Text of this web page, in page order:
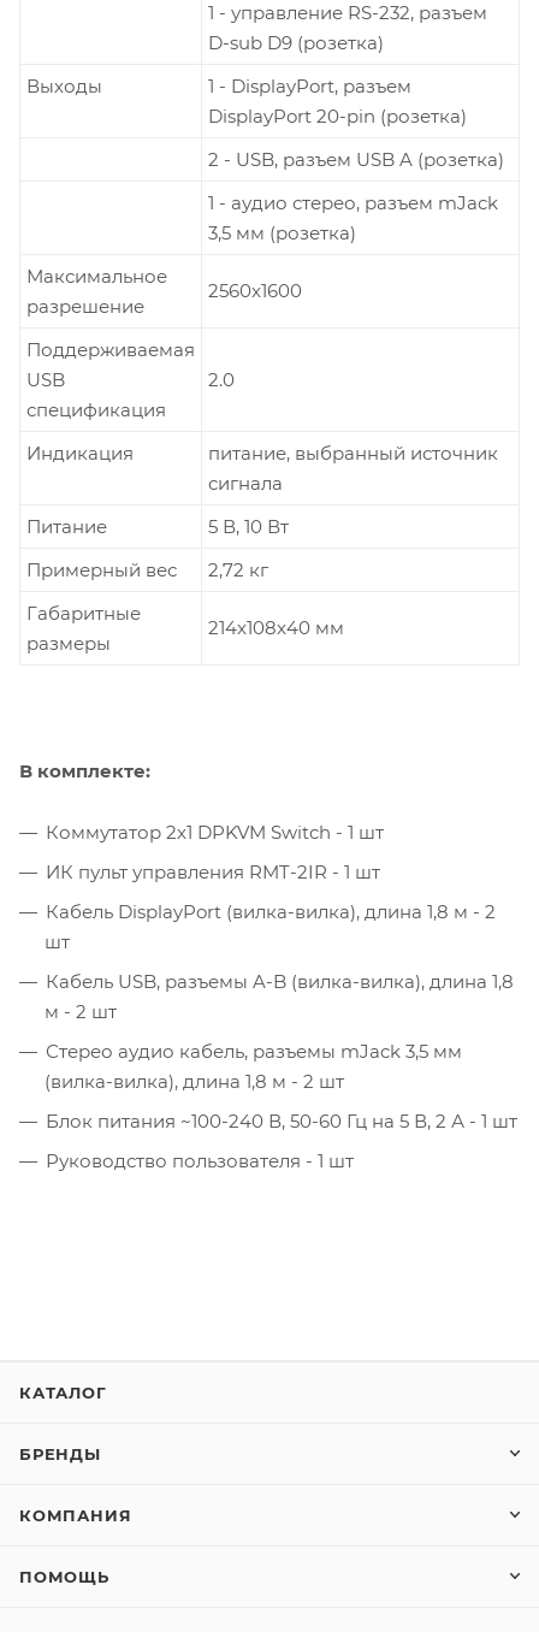
1 - управление RS-232, разъем
D-sub D9 (розетка)
Выходы
1 - DisplayPort, разъем
DisplayPort 20-pin (розетка)
2 - USB, разъем USB A (розетка)
1 - аудио стерео, разъем mJack
3,5 мм (розетка)
Максимальное
разрешение
2560x1600
Поддерживаемая
USB
спецификация
2.0
Индикация
питание, выбранный источник
сигнала
Питание
5 В, 10 Вт
Примерный вес
2,72 кг
Габаритные
размеры
214x108x40 мм
В комплекте:
Коммутатор 2x1 DPKVM Switch - 1 шт
ИК пульт управления RMT-2IR - 1 шт
Кабель DisplayPort (вилка-вилка), длина 1,8 м - 2
шт
Кабель USB, разъемы A-B (вилка-вилка), длина 1,8
м - 2 шт
Стерео аудио кабель, разъемы mJack 3,5 мм
(вилка-вилка), длина 1,8 м - 2 шт
Блок питания ~100-240 В, 50-60 Гц на 5 В, 2 А - 1 шт
Руководство пользователя - 1 шт
КАТАЛОГ
БРЕНДЫ
КОМПАНИЯ
ПОМОЩЬ